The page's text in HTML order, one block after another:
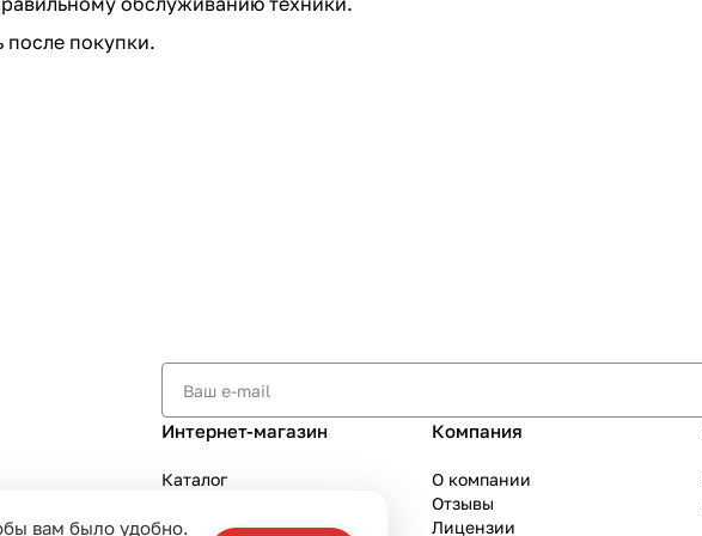
вам было удобно.
покупки.
Интернет-магазин
Каталог
Бренды
Компания
О компании
Отзывы
Лицензии